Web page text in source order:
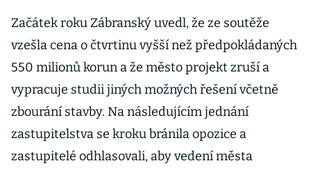
Začátek roku Zábranský uvedl, že ze soutěže
vzešla cena o čtvrtinu vyšší než předpokládaných
550 milionů korun a že město projekt zruší a
vypracuje studii jiných možných řešení včetně
zbourání stavby. Na následujícím jednání
zastupitelstva se kroku bránila opozice a
zastupitelé odhlasovali, aby vedení města